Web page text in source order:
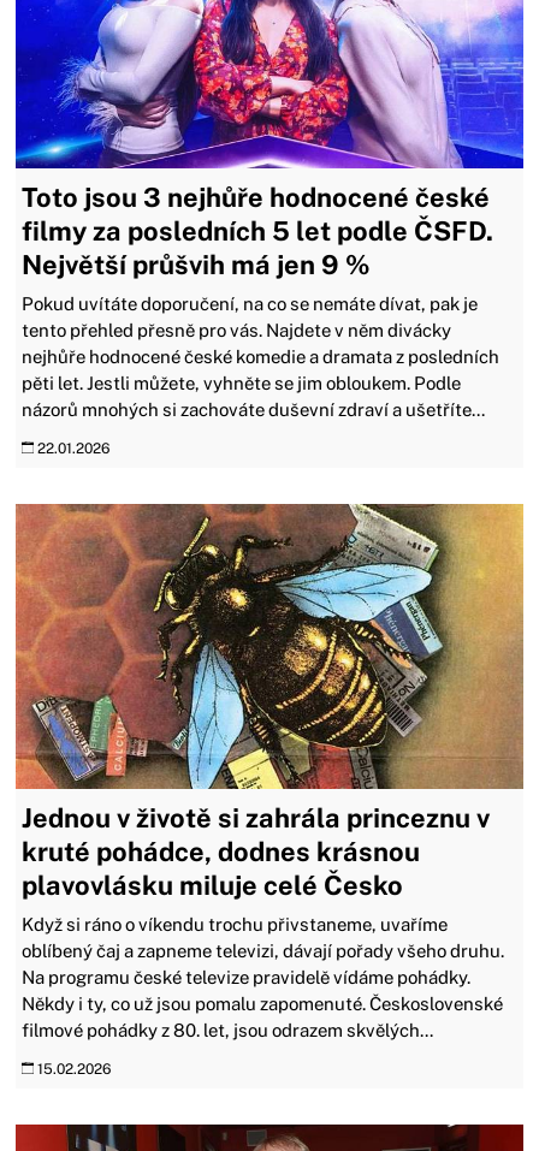
Toto jsou 3 nejhůře hodnocené české
filmy za posledních 5 let podle ČSFD.
Největší průšvih má jen 9 %
Pokud uvítáte doporučení, na co se nemáte dívat, pak je
tento přehled přesně pro vás. Najdete v něm divácky
nejhůře hodnocené české komedie a dramata z posledních
pěti let. Jestli můžete, vyhněte se jim obloukem. Podle
názorů mnohých si zachováte duševní zdraví a ušetříte...
22.01.2026
Jednou v životě si zahrála princeznu v
kruté pohádce, dodnes krásnou
plavovlásku miluje celé Česko
Když si ráno o víkendu trochu přivstaneme, uvaříme
oblíbený čaj a zapneme televizi, dávají pořady všeho druhu.
Na programu české televize pravidelě vídáme pohádky.
Někdy i ty, co už jsou pomalu zapomenuté. Československé
filmové pohádky z 80. let, jsou odrazem skvělých...
15.02.2026